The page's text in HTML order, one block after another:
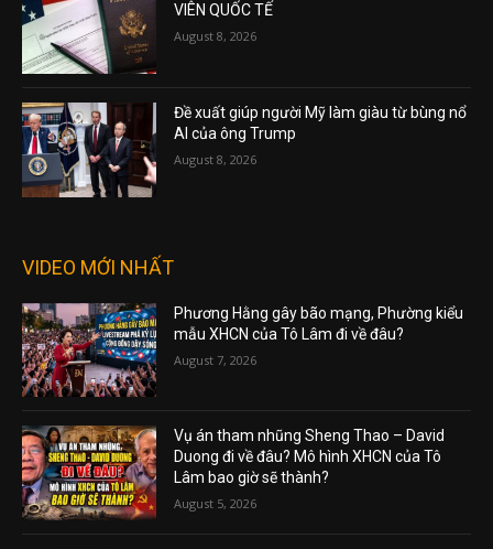
VIÊN QUỐC TẾ
August 8, 2026
Đề xuất giúp người Mỹ làm giàu từ bùng nổ
AI của ông Trump
August 8, 2026
VIDEO MỚI NHẤT
Phương Hằng gây bão mạng, Phường kiểu
mẫu XHCN của Tô Lâm đi về đâu?
August 7, 2026
Vụ án tham nhũng Sheng Thao – David
Duong đi về đâu? Mô hình XHCN của Tô
Lâm bao giờ sẽ thành?
August 5, 2026